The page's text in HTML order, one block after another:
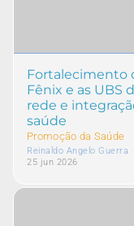
Fortalecimento
Fênix e as UBS
rede e
saúde
Promoção da Saúde
Reinaldo Angelo Guerra
25 jun 2026